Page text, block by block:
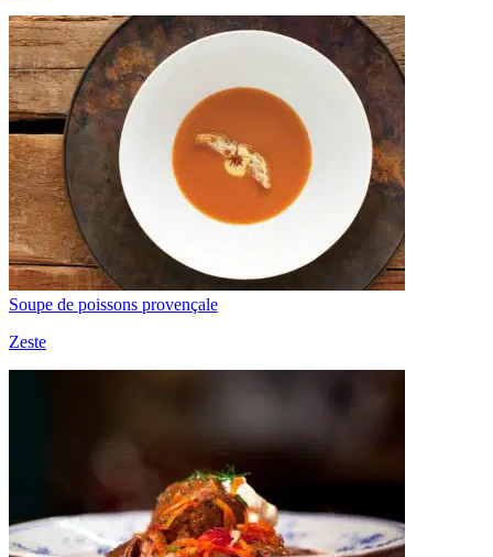
Soupe de poissons provençale
Zeste